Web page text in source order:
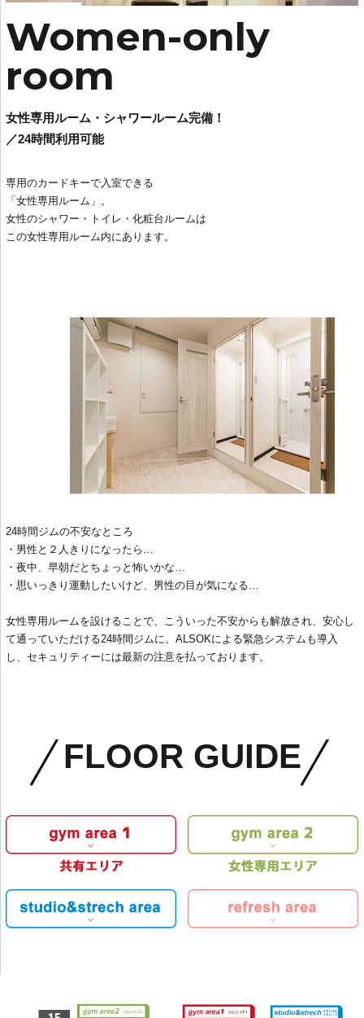
Women-only
room
女性専用ルーム・シャワールーム完備！
／24時間利用可能
専用のカードキーで入室できる
「女性専用ルーム」。
女性のシャワー・トイレ・化粧台ルームは
この女性専用ルーム内にあります。
24時間ジムの不安なところ
・男性と２人きりになったら…
・夜中、早朝だとちょっと怖いかな…
・思いっきり運動したいけど、男性の目が気になる…
女性専用ルームを設けることで、こういった不安からも解放され、安心し
て通っていただける24時間ジムに。ALSOKによる緊急システムも導入
し、セキュリティーには最新の注意を払っております。
FLOOR GUIDE